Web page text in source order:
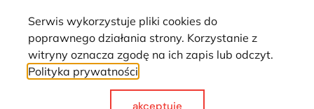
Strona wykorzystuje pliki cookie. Wszystkie prawa zastrzeżone ©
Serwis wykorzystuje pliki cookies do
poprawnego działania strony. Korzystanie z
witryny oznacza zgodę na ich zapis lub odczyt.
Polityka prywatności
akceptuje